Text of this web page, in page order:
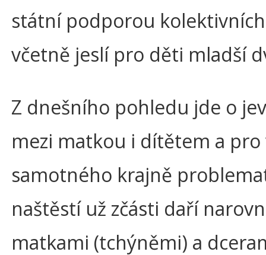
státní podporou
včetně jeslí pro děti mladší
Z dnešního pohledu jde o
mezi matkou i dítětem a
samotného krajně
naštěstí už zčásti daří
matkami (tchýněmi) a